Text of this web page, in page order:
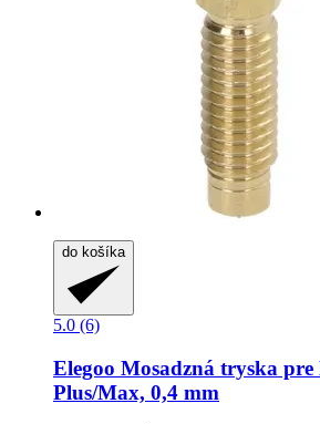
do košíka
5.0 (6)
Elegoo Mosadzná tryska pre
Plus/Max, 0,4 mm